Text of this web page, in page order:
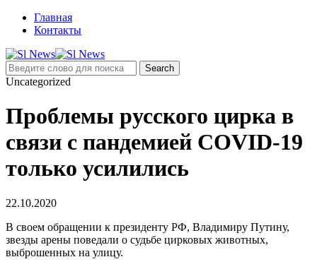
Главная
Контакты
Uncategorized
Проблемы русского цирка в
связи с пандемией COVID-19
только усилились
22.10.2020
В своем обращении к президенту РФ, Владимиру Путину,
звезды арены поведали о судьбе цирковых животных,
выброшенных на улицу.